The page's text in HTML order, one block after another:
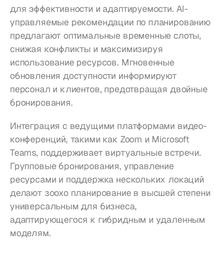
для эффективности и адаптируемости. AI-
управляемые рекомендации по планированию
предлагают оптимальные временные слоты,
снижая конфликты и максимизируя
использование ресурсов. Мгновенные
обновления доступности информируют
персонал и клиентов, предотвращая двойные
бронирования.
Интеграция с ведущими платформами видео-
конференций, такими как Zoom и Microsoft
Teams, поддерживает виртуальные встречи.
Групповые бронирования, управление
ресурсами и поддержка нескольких локаций
делают зоохо планирование в высшей степени
универсальным для бизнеса,
адаптирующегося к гибридным и удаленным
моделям.